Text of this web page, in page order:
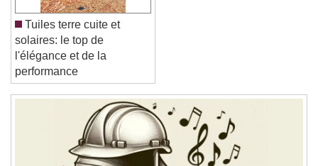
Close Modal Dialog
End of dialog window.
Tuiles terre cuite et
solaires: le top de
l'élégance et de la
performance